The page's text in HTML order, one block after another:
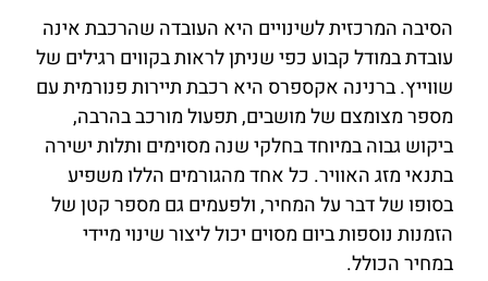
הסיבה המרכזית לשינויים היא העובדה שהרכבת אינה
עובדת במודל קבוע כפי שניתן לראות בקווים רגילים של
שווייץ. ברנינה אקספרס היא רכבת תיירות פנורמית עם
מספר מצומצם של מושבים, תפעול מורכב בהרבה,
ביקוש גבוה במיוחד בחלקי שנה מסוימים ותלות ישירה
בתנאי מזג האוויר. כל אחד מהגורמים הללו משפיע
בסופו של דבר על המחיר, ולפעמים גם מספר קטן של
הזמנות נוספות ביום מסוים יכול ליצור שינוי מיידי
במחיר הכולל.